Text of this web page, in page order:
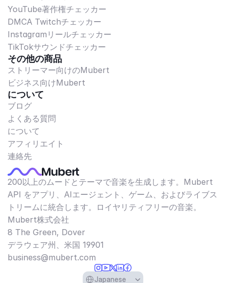
YouTube著作権チェッカー
DMCA Twitchチェッカー
Instagramリールチェッカー
TikTokサウンドチェッカー
その他の商品
ストリーマー向けのMubert
ビジネス向けMubert
について
ブログ
よくある質問
について
アフィリエイト
連絡先
200以上のムードとテーマで音楽を生成します。Mubert
API をアプリ、AIエージェント、ゲーム、およびライブス
トリームに統合します。ロイヤリティフリーの音楽。
Mubert株式会社
8 The Green, Dover
デラウェア州、米国 19901​
business@mubert.com
Select Language
Japanese